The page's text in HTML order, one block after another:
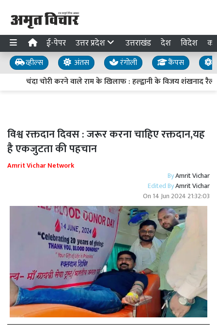
ई-पेपर उत्तर प्रदेश उत्तराखंड देश विदेश
व्हील्स अंतस रंगोली कैंपस
चंदा चोरी करने वाले राम के खिलाफ : हल्द्वानी के विजय शंखनाद
विश्व रक्तदान दिवस : जरूर करना चाहिए रक्तदान,यह
है एकजुटता की पहचान
Amrit Vichar Network
ByAmrit Vichar
Edited ByAmrit Vichar
On 14 Jun 2024 21:32:03